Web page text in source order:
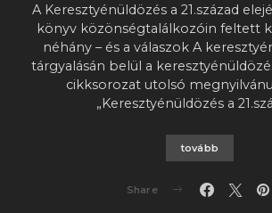
A Keresztyénüldözés a 21.század
könyv közönségtalálkozóin feltett
néhány – és a válaszok A
tárgyalásán belül a
cikksorozat utolsó
„Keresztyénüldözés a
tovább
Share